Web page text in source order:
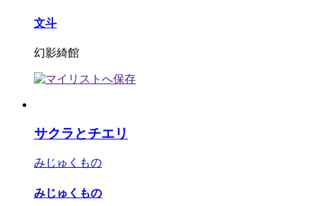
文斗
幻影綺館
サクラとチエリ
みじゅくもの
みじゅくもの